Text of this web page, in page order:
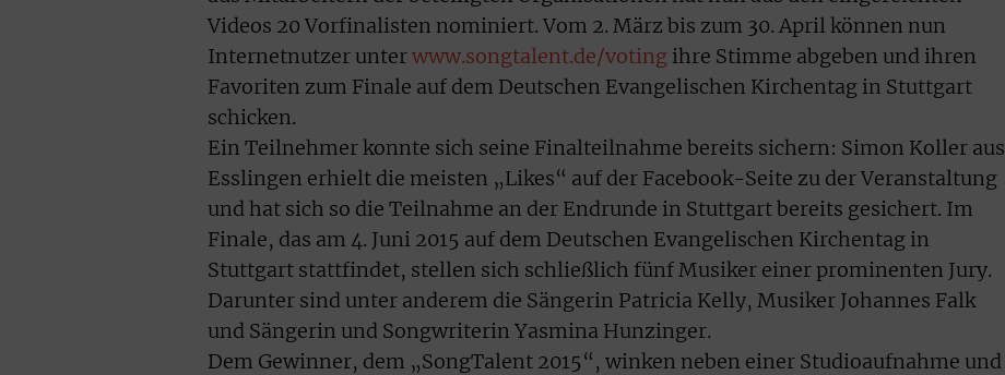
Videos 20 Vorfinalisten nominiert. Vom 2. März bis zum 30. April können nun
Internetnutzer unterwww.songtalent.de/voting ihre Stimme abgeben und ihren
Favoriten zum Finale auf dem Deutschen Evangelischen Kirchentag in Stuttgart
schicken.
Ein Teilnehmer konnte sich seine Finalteilnahme bereits sichern: Simon Koller aus
Esslingen erhielt die meisten „Likes“ auf der Facebook-Seite zu der Veranstaltung
und hat sich so die Teilnahme an der Endrunde in Stuttgart bereits gesichert. Im
Finale, das am 4. Juni 2015 auf dem Deutschen Evangelischen Kirchentag in
Stuttgart stattfindet, stellen sich schließlich fünf Musiker einer prominenten Jury.
Darunter sind unter anderem die Sängerin Patricia Kelly, Musiker Johannes Falk
und Sängerin und Songwriterin Yasmina Hunzinger.
Dem Gewinner, dem „SongTalent 2015“, winken neben einer Studioaufnahme und